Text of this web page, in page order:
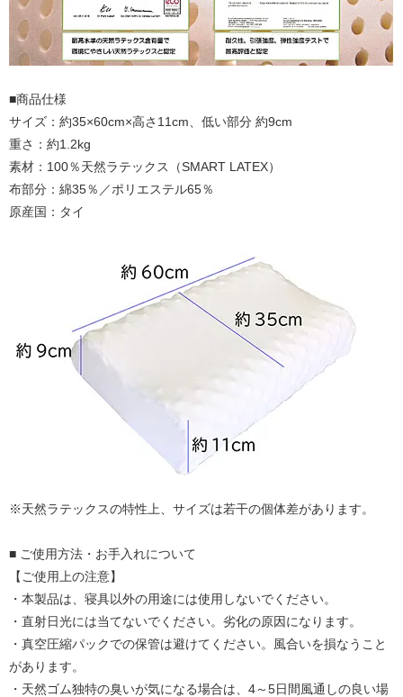
■商品仕様
サイズ：約35×60cm×高さ11cm、低い部分 約9cm
重さ：約1.2kg
素材：100％天然ラテックス（SMART LATEX）
布部分：綿35％／ポリエステル65％
原産国：タイ
※天然ラテックスの特性上、サイズは若干の個体差があります。
■ ご使用方法・お手入れについて
【ご使用上の注意】
・本製品は、寝具以外の用途には使用しないでください。
・直射日光には当てないでください。劣化の原因になります。
・真空圧縮パックでの保管は避けてください。風合いを損なうこと
があります。
・天然ゴム独特の臭いが気になる場合は、4～5日間風通しの良い場